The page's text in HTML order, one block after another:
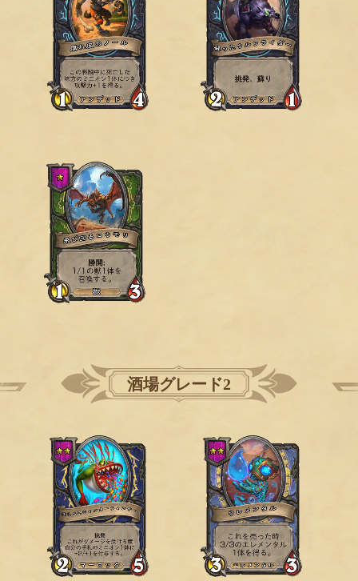
酒場グレード2